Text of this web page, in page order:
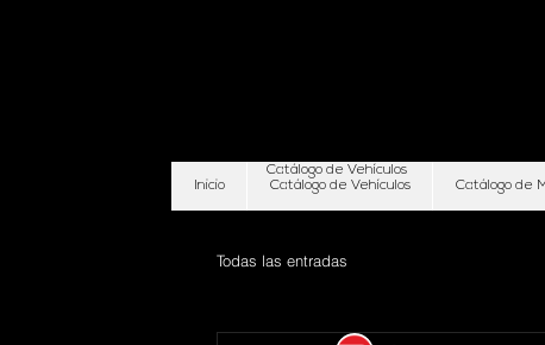
Inicio Catálogo de Vehículos Catálogo de
Catálogo de Vehículos
Todas las entradas